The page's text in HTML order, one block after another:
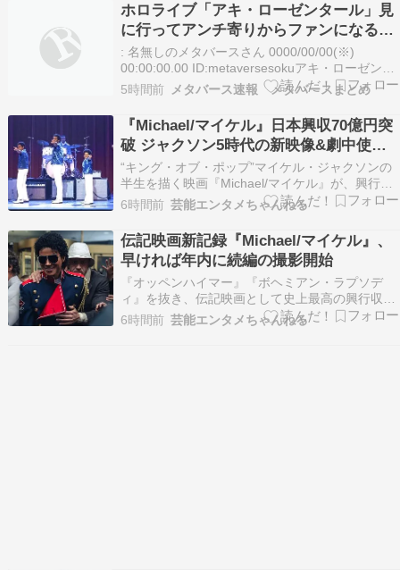
ホロライブ「アキ・ローゼンタール」見
に行ってアンチ寄りからファンになる！
映画「ちいかわ」シン・エヴァ級の大ヒ
ット！興行収入50億円を突破する
: 名無しのメタバースさん 0000/00/00(※)
00:00:00.00 ID:metaversesokuアキ・ローゼンタ
ール????新曲『モノポリー』リリース！Aki
Rosenthal ホロライブ1期生@akirosenthal正直に
言います。映画を見るまでどちらかと…
5時間前 メタバース速報 メタバースまとめ
『Michael/マイケル』日本興収70億円突
破 ジャクソン5時代の新映像&劇中使用
27曲を公開
“キング・オブ・ポップ”マイケル・ジャクソンの
半生を描く映画『Michael/マイケル』が、興行収
入70億円を突破し、現在も記録を伸ばしている。
新たに、ジャクソン5時代を中心に構成した15秒
スポット映像「夏休み編」と場面写真2点、劇中
で使用されている楽曲27曲が公開された。 続…
6時間前 芸能エンタメちゃんねる
伝記映画新記録『Michael/マイケル』、
早ければ年内に続編の撮影開始
『オッペンハイマー』『ボヘミアン・ラプソデ
ィ』を抜き、伝記映画として史上最高の興行収入
を記録した『Michael/マイケル』。製作を手がけ
るライオンズゲートが、続編について2027年末か
6時間前 芸能エンタメちゃんねる